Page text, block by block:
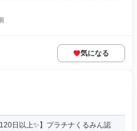
気になる
日以上✨】プラチナくるみん認